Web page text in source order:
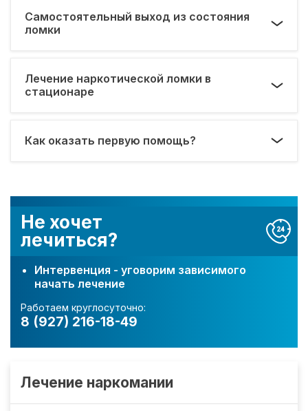
Не хочет
лечиться?
Интервенция - уговорим зависимого
начать лечение
Работаем круглосуточно:
8 (927) 216-18-49
Лечение наркомании
Самостоятельный выход из состояния
ломки
Лечение наркотической ломки в
стационаре
Как оказать первую помощь?